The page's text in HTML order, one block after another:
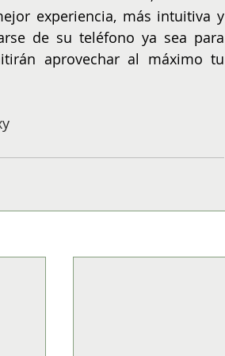
experiencia, más intuitiva y
de su teléfono ya sea para
aprovechar al máximo tu